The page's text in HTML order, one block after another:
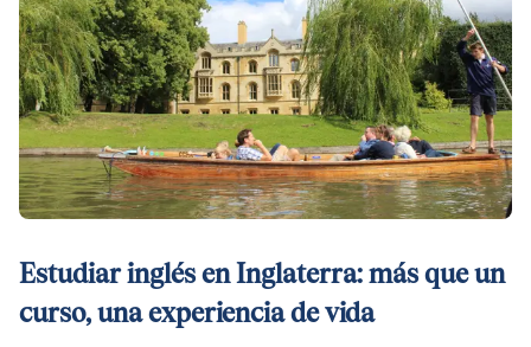
Estudiar inglés en Inglaterra: más que un
curso, una experiencia de vida